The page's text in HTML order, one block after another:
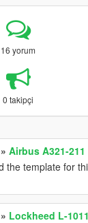
16 yorum
0 takipçi
Airbus A321-
the template for
Lockheed L-